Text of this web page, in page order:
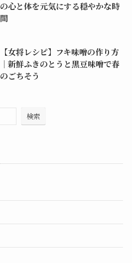
の心と体を元気にする穏やかな時
間
【女将レシピ】フキ味噌の作り方
｜新鮮ふきのとうと黒豆味噌で春
のごちそう
検索